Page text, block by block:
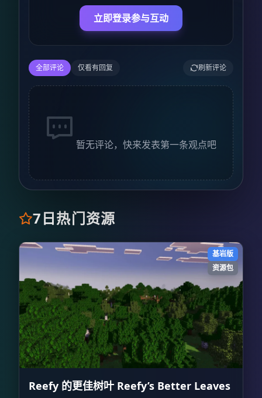
立即登录参与互动
全部评论 仅看有回复 刷新评论
暂无评论，快来发表第一条观点吧
7日热门资源
基岩版
资源包
Reefy 的更佳树叶 Reefy’s Better Leaves